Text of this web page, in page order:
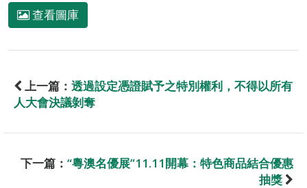
查看圖庫
上一篇： 透過設定憑證賦予之特別權利，不得以所有
人大會決議剝奪
下一篇： “粵澳名優展”11.11開幕：特色商品結合優惠
抽獎